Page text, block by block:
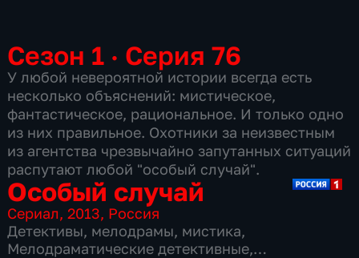
Сезон 1 · Серия 76
У любой невероятной истории всегда есть
несколько объяснений: мистическое,
фантастическое, рациональное. И только одно
из них правильное. Охотники за неизвестным
из агентства чрезвычайно запутанных ситуаций
распутают любой "особый случай".
Особый случай
Сериал,2013, Россия
Детективы, мелодрамы, мистика,
Мелодраматические детективные,